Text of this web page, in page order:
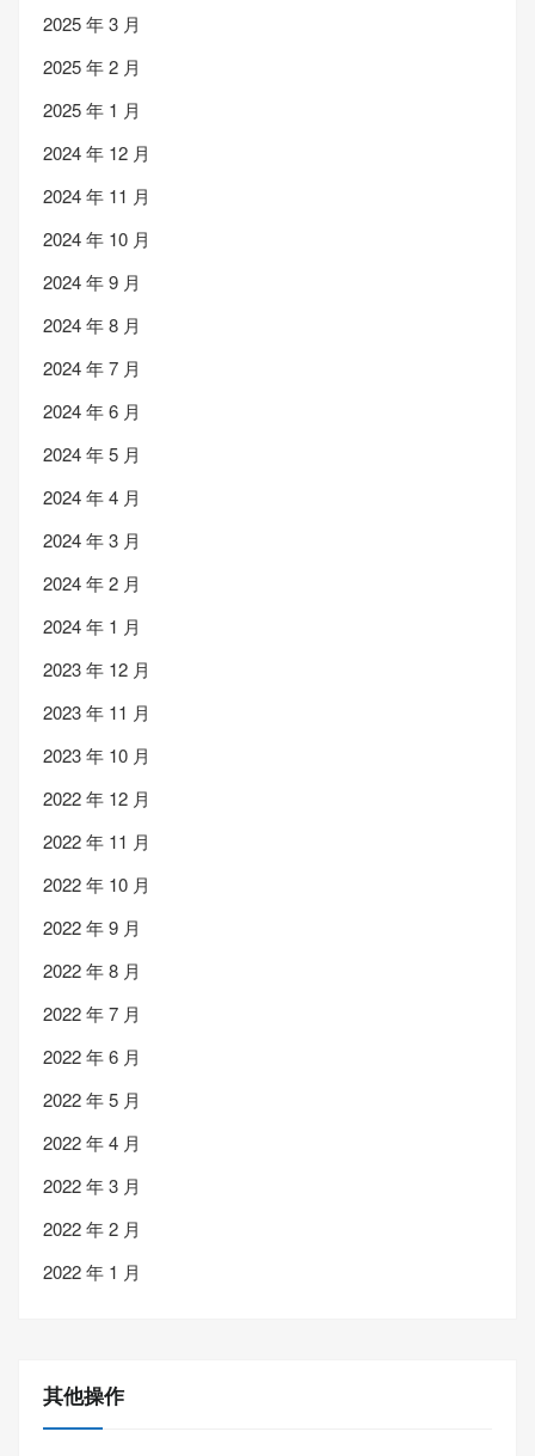
2025 年 3 月
2025 年 2 月
2025 年 1 月
2024 年 12 月
2024 年 11 月
2024 年 10 月
2024 年 9 月
2024 年 8 月
2024 年 7 月
2024 年 6 月
2024 年 5 月
2024 年 4 月
2024 年 3 月
2024 年 2 月
2024 年 1 月
2023 年 12 月
2023 年 11 月
2023 年 10 月
2022 年 12 月
2022 年 11 月
2022 年 10 月
2022 年 9 月
2022 年 8 月
2022 年 7 月
2022 年 6 月
2022 年 5 月
2022 年 4 月
2022 年 3 月
2022 年 2 月
2022 年 1 月
其他操作